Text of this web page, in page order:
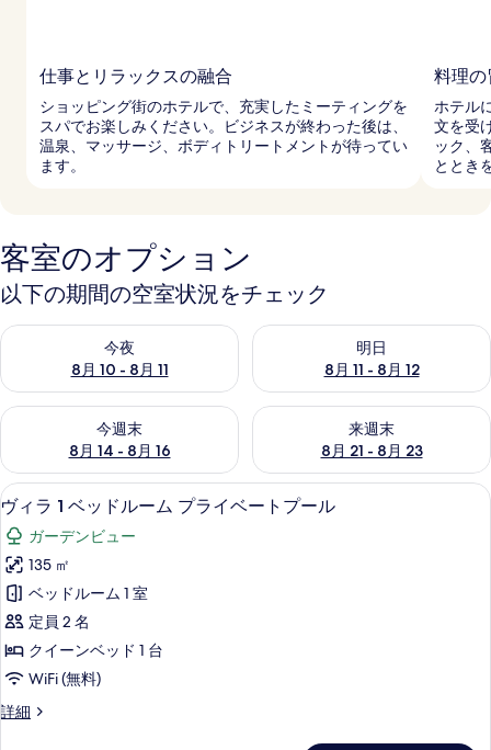
真
ギ
ャ
ラ
リ
ー
仕事とリラックスの融合
ショッピング街のホテルで、充実したミーティングを
スパでお楽しみください。ビジネスが終わった後は、
温泉、マッサージ、ボディトリートメントが待ってい
ます。
料理の
ホテル
文を受
ック、
ととき
客室のオプション
以下の期間の空室状況をチェック
今夜
8月 10 - 8月 11
今夜 8月 10 - 8月 11 の空室状況をチェック
明日
8月 11 - 8月 12
明日 8月 11 - 8月 12 の空室状
今週末
8月 14 - 8月 16
今週末 8月 14 - 8月 16 の空室状況をチェック
来週末
8月 21 - 8月 23
来週末 8月 21 - 8月 23 の空室
ヴ
ィ
ラ
1
ベ
ッ
ド
ル
ー
ヴィラ 1 ベッドルーム プライベート
7
ヴィラ 1 ベッドルーム プライベートプール
ガーデンビュー
135 ㎡
ベッドルーム 1 室
定員 2 名
クイーンベッド 1 台
WiFi (無料)
詳細
ヴ